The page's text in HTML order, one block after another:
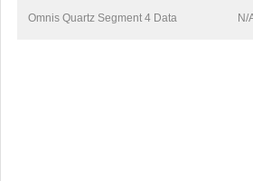
Omnis Quartz Segment 4 Data N/